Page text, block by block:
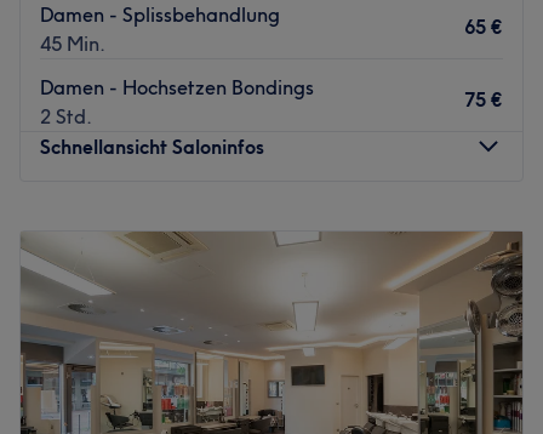
Damen - Splissbehandlung
45 Min.
65 €
Damen - Hochsetzen Bondings
2 Std.
75 €
Schnellansicht Saloninfos
Dienstag
19:00
Mittwoch
11:30–19:00
Donnerstag
11:30–
19:00
Freitag
11:30–19:00
Samstag
–19:00
Sonntag
Geschlossen